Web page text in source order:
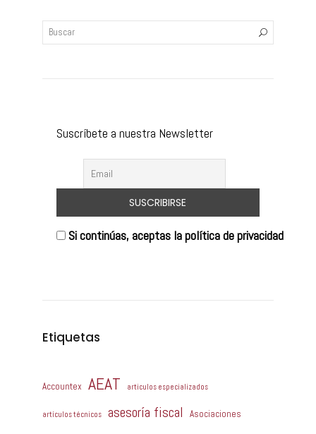
Suscríbete a nuestra Newsletter
Si continúas, aceptas la política de privacidad
Etiquetas
Accountex AEAT articulos especializados
artículos técnicos asesoría fiscal Asociaciones